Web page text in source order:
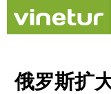
俄罗斯扩